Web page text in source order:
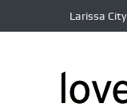
Larissa City